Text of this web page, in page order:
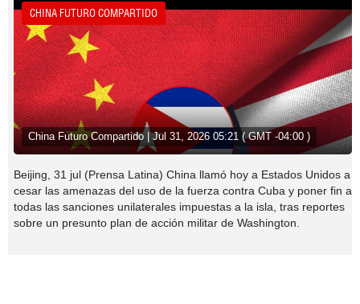
CHINA FUTURO COMPARTIDO
China Futuro Compartido | Jul 31, 2026 05:21 ( GMT -04:00 )
Beijing, 31 jul (Prensa Latina) China llamó hoy a Estados Unidos a
cesar las amenazas del uso de la fuerza contra Cuba y poner fin a
todas las sanciones unilaterales impuestas a la isla, tras reportes
sobre un presunto plan de acción militar de Washington.